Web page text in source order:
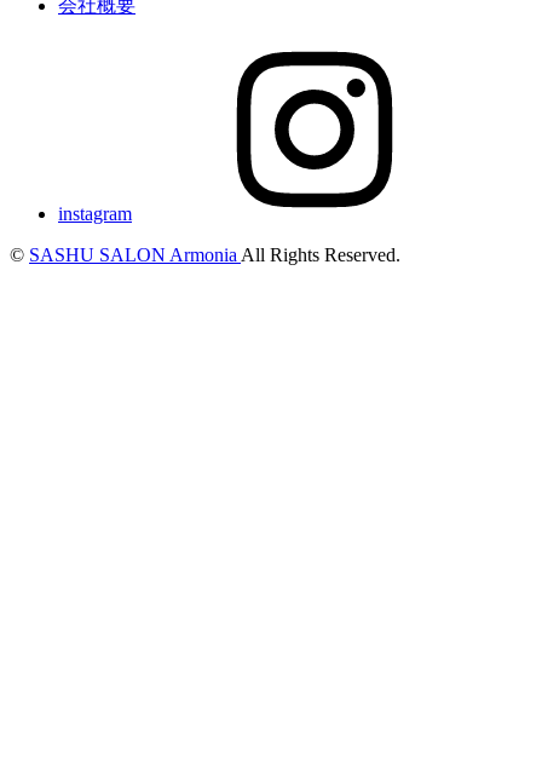
会社概要
instagram
© SASHU SALON Armonia All Rights Reserved.